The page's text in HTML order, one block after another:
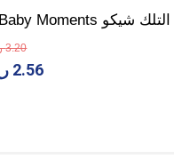
بودرة التلك شيكو Baby Moments
3.20 رع
2.56 رع